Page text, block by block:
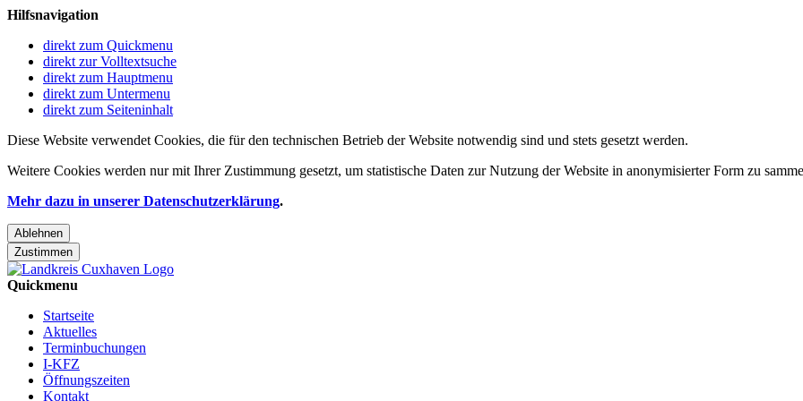
Hilfsnavigation
direkt zum Quickmenu
direkt zur Volltextsuche
direkt zum Hauptmenu
direkt zum Untermenu
direkt zum Seiteninhalt
Diese Website verwendet Cookies, die für den technischen Betrieb der Website notwendig sind und stets gesetzt werden.
Weitere Cookies werden nur mit Ihrer Zustimmung gesetzt, um statistische Daten zur Nutzung der Website in anonymisierter Form zu
Mehr dazu in unserer Datenschutzerklärung.
Ablehnen
Zustimmen
Quickmenu
Startseite
Aktuelles
Terminbuchungen
I-KFZ
Öffnungszeiten
Kontakt